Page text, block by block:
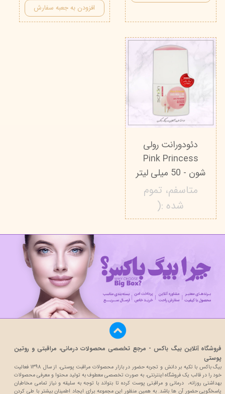
افزودن به جعبه سفارش
دئودورانت رولی
Pink Princess
شون - 50 میلی لیتر
متاسفم، تموم
شده :(
فروشگاه آنلاین بیگ باکس - مرجع تخصصی محصولات درمانی، مراقبتی و روتین
پوستی
بیگ باکس با تکیه بر دانش و تجربه حضور در بازار محصولات مراقبت پوستی، از سال 1398 فعالیت
خود را در قالب یک فروشگاه اینترنتی، به صورت تخصصی معطوف به تولید محتوا و معرفی محصولات
بهداشتی روزانه، درمانی و مراقبتی پوست کرده تا بتواند با توجه به سلیقه و نیاز تمامی مخاطبان
پاسخگویی حضور آن ها باشد. به همین منظور این مجموعه برای ایجاد اطمینان بیشتر با طی کردن